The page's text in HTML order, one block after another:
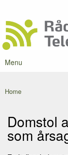
Rådet for
Danmarks
førende
portal om
mobilstråling
Main menu
Menu
You are here
Home
Domstol
som